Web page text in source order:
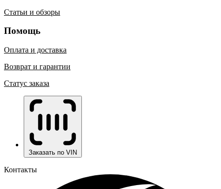
Статьи и обзоры
Помощь
Оплата и доставка
Возврат и гарантии
Статус заказа
Заказать по VIN
Контакты